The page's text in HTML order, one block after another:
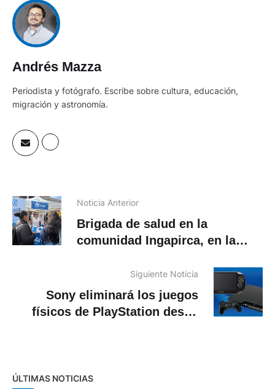
Andrés Mazza
Periodista y fotógrafo. Escribe sobre cultura, educación,
migración y astronomía.
Noticia Anterior
Brigada de salud en la
comunidad Ingapirca, en la
Siguiente Noticia
Sony eliminará los juegos
físicos de PlayStation desde
ÚLTIMAS NOTICIAS